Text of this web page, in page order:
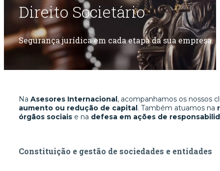
Direito Societário
Segurança jurídica em cada etapa da sua empresa.
Na Asesores Internacional, acompanhamos os nossos
aumento ou redução de capital. Também atuamos na
órgãos sociais e na defesa em ações de
Constituição e gestão de sociedades e entidades